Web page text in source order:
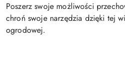
Poszerz swoje możliwości
chroń swoje narzędzia dzięki tej
ogrodowej.